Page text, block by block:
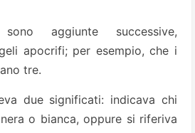
aggiunte successive,
apocrifi; per esempio, che i
tre.
due significati: indicava chi
o bianca, oppure si riferiva